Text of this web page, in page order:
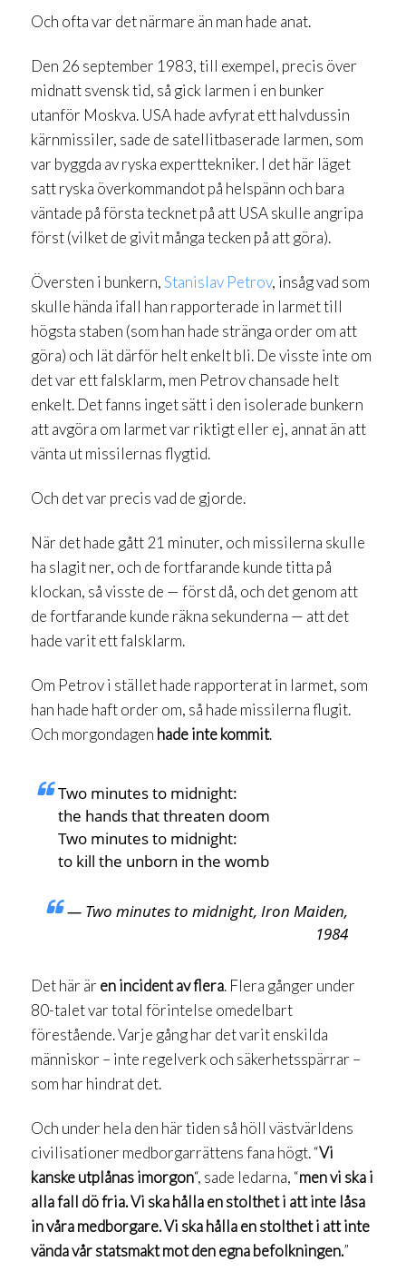
Och ofta var det närmare än man hade anat.
Den 26 september 1983, till exempel, precis över
midnatt svensk tid, så gick larmen i en bunker
utanför Moskva. USA hade avfyrat ett halvdussin
kärnmissiler, sade de satellitbaserade larmen, som
var byggda av ryska experttekniker. I det här läget
satt ryska överkommandot på helspänn och bara
väntade på första tecknet på att USA skulle angripa
först (vilket de givit många tecken på att göra).
Översten i bunkern,Stanislav Petrov, insåg vad som
skulle hända ifall han rapporterade in larmet till
högsta staben (som han hade stränga order om att
göra) och lät därför helt enkelt bli. De visste inte om
det var ett falsklarm, men Petrov chansade helt
enkelt. Det fanns inget sätt i den isolerade bunkern
att avgöra om larmet var riktigt eller ej, annat än att
vänta ut missilernas flygtid.
Och det var precis vad de gjorde.
När det hade gått 21 minuter, och missilerna skulle
ha slagit ner, och de fortfarande kunde titta på
klockan, så visste de — först då, och det genom att
de fortfarande kunde räkna sekunderna — att det
hade varit ett falsklarm.
Om Petrov i stället hade rapporterat in larmet, som
han hade haft order om, så hade missilerna flugit.
Och morgondagen hade inte kommit.
Two minutes to midnight:
the hands that threaten doom
Two minutes to midnight:
to kill the unborn in the womb
— Two minutes to midnight, Iron Maiden,
1984
Det här är en incident av flera. Flera gånger under
80-talet var total förintelse omedelbart
förestående. Varje gång har det varit enskilda
människor – inte regelverk och säkerhetsspärrar –
som har hindrat det.
Och under hela den här tiden så höll västvärldens
civilisationer medborgarrättens fana högt. “Vi
kanske utplånas imorgon“, sade ledarna, “men vi ska i
alla fall dö fria. Vi ska hålla en stolthet i att inte låsa
in våra medborgare. Vi ska hålla en stolthet i att inte
vända vår statsmakt mot den egna befolkningen.”